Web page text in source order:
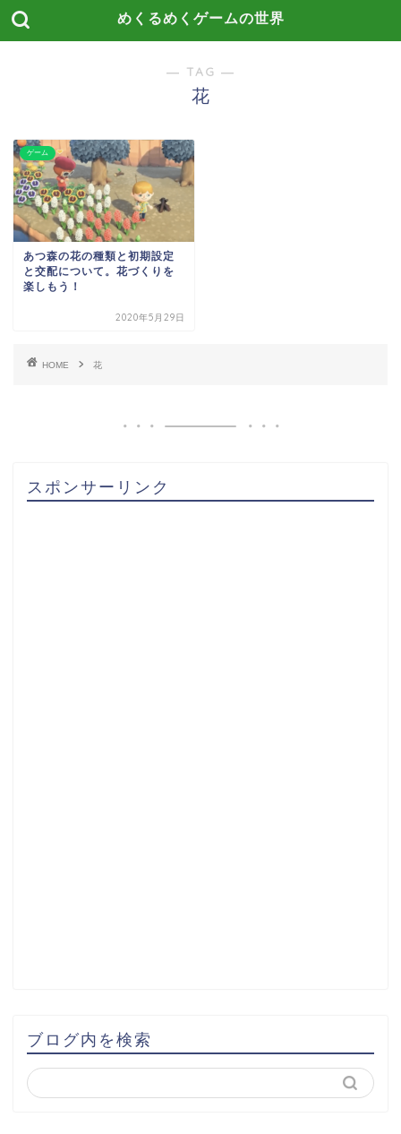
めくるめくゲームの世界
― TAG ―
花
ゲーム
あつ森の花の種類と初期設定
と交配について。花づくりを
楽しもう！
2020年5月29日
HOME 花
スポンサーリンク
ブログ内を検索